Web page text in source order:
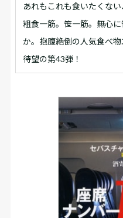
あれもこれも食いたくな
粗食一筋。笹一筋。無心
か。抱腹絶倒の人気食べ物
待望の第43弾！